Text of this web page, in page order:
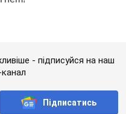
- підписуйся на наш
Підписатись